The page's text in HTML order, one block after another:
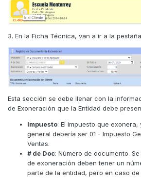
3. En la Ficha Técnica, van a ir a la
Esta sección se debe llenar con la
de Exoneración que la Entidad debe
Impuesto: El impuesto que
general debería ser 01 - Impuesto
Ventas.
# de Doc: Número de documento.
de exoneración deben tener un
parte de la entidad, pero en caso